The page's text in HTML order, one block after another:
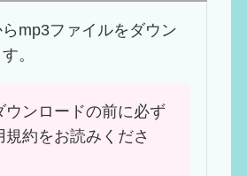
mp3ファイルをダウン
。
ンロードの前に必ず
規約をお読みくださ